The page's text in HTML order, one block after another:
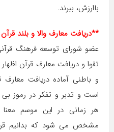
باارزش، ببرند.
**دریافت معارف والا و بلند
عضو شورای توسعه فرهنگ
تقوا و دریافت معارف قرآن
و باطنی آماده دریافت
است و تدبر و تفکر در رموز
هر زمانی در این موسم
مشخص می شود که بدانیم